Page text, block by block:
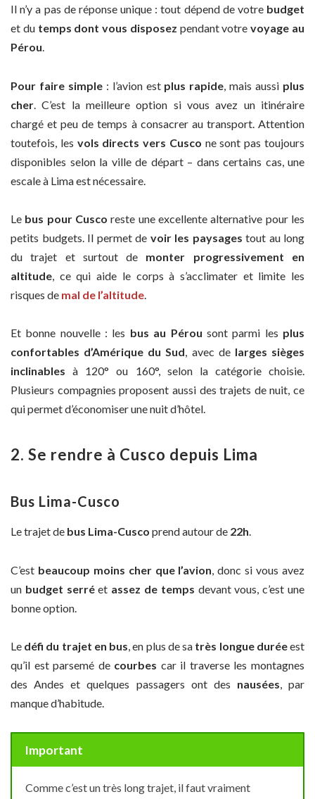
Il n’y a pas de réponse unique : tout dépend de votre budget
et du temps dont vous disposez pendant votrevoyage au
Pérou.
Pour faire simple: l’avion est plus rapide , mais aussi plus
cher . C’est la meilleure option si vous avez un itinéraire
chargé et peu de temps à consacrer au transport. Attention
toutefois, les vols directs vers Cusco ne sont pas toujours
disponibles selon la ville de départ – dans certains cas, une
escale à Lima est nécessaire.
Le bus pour Cusco reste une excellente alternative pour les
petits budgets. Il permet de voir les paysages tout au long
du trajet et surtout de monter progressivement en
altitude, ce qui aide le corps à s’acclimater et limite les
risques de mal de l’altitude.
Et bonne nouvelle : les bus au Pérou sont parmi les plus
confortables d’Amérique du Sud, avec de larges sièges
inclinables à 120° ou 160°, selon la catégorie choisie.
Plusieurs compagnies proposent aussi des trajets de nuit, ce
qui permet d’économiser une nuit d’hôtel.
2. Se rendre à Cusco depuis Lima
Bus Lima-Cusco
Le trajet de bus Lima-Cusco prend autour de 22h.
C’est beaucoup moins cher que l’avion, donc si vous avez
un budget serréet assez de temps devant vous, c’est une
bonne option.
Le défi du trajet en bus, en plus de sa très longue duréeest
qu’il est parsemé de courbes car il traverse les montagnes
des Andes et quelques passagers ont des nausées, par
manque d’habitude.
Important
Comme c’est un très long trajet, il faut vraiment